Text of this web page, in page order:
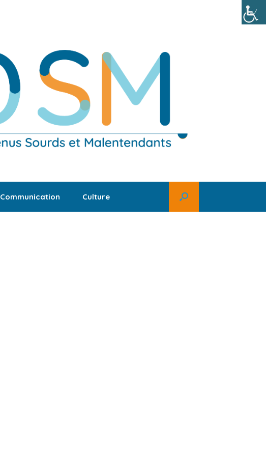
Communication Culture